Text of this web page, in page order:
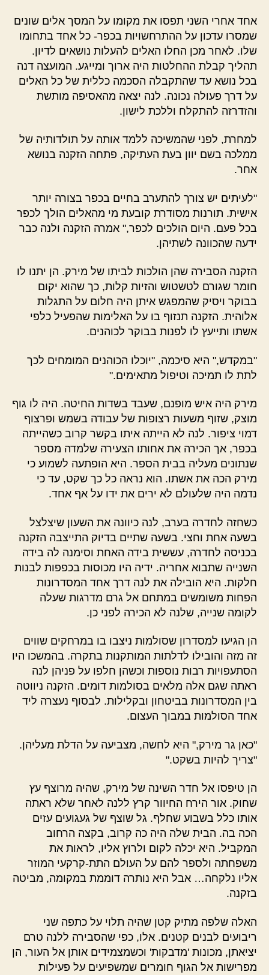
אחד אחרי השני תפסו את מקומו על המסך אלים שונים
שמסרו עדכון על ההתרחשויות בכפר- כל אחד בתחומו
שלו. לאחר מכן החלו האלים להעלות נושאים לדיון.
תהליך קבלת ההחלטות היה ארוך ומייגע. המועצה דנה
בכל נושא עד שהתקבלה הסכמה כללית של כל האלים
על דרך פעולה נכונה. לנה יצאה מהאסיפה מותשת
והזדרזה להתקלח וללכת לישון.
למחרת, לפני שהמשיכה ללמד אותה על תולדותיה של
ממלכה בשם יוון בעת העתיקה, פתחה הזקנה בנושא
אחר.
"לעיתים יש צורך להתערב בחיים בכפר בצורה יותר
אישית. תורנות מסודרת קובעת מי מהאלים הולך לכפר
בכל פעם. היום הולכים לכפר," אמרה הזקנה ולנה כבר
ידעה שהכוונה לשתיהן.
הזקנה הסבירה שהן הולכות לביתו של מירק. הן יתנו לו
חומר שגורם לטשטוש והזיות קלות, כך שהוא יקום
בבוקר ויסיק שהמפגש איתן היה חלום על התגלות
אלוהית. הזקנה תנזוף בו על האלימות שהפעיל כלפי
אשתו ותייעץ לו לפנות בבוקר לכוהנים.
"במקדש," היא סיכמה, "יוכלו הכוהנים המומחים לכך
לתת לו תמיכה וטיפול מתאימים."
מירק היה איש מופנם, שעבד בשדות החיטה. היה לו גוף
מוצק, שזוף משעות רצופות של עבודה בשמש ופרצוף
דמוי ציפור. לנה לא הייתה איתו בקשר קרוב כשהייתה
בכפר, אך הכירה את אחותו הצעירה שלמדה מספר
שנתונים מעליה בבית הספר. היא הופתעה לשמוע כי
מירק הכה את אשתו. הוא נראה כל כך שקט, עד כי
נדמה היה שלעולם לא ירים את ידו על אף אחד.
כשחזה לחדרה בערב, לנה כיוונה את השעון שיצלצל
בשעה אחת וחצי. בשעה שתיים בדיוק התייצבה הזקנה
בכניסה לחדרה, עששית בידה האחת וסימנה לה בידה
השנייה שתבוא אחריה. ידיה היו מכוסות בכפפות לבנות
חלקות. היא הובילה את לנה דרך אחד המסדרונות
הפחות משומשים במתחם אל גרם מדרגות שעלה
לקומה שנייה, שלנה לא הכירה לפני כן.
הן הגיעו למסדרון שסולמות ניצבו בו במרחקים שווים
זה מזה והובילו לדלתות המותקנות בתקרה. בהמשכו היו
הסתעפויות רבות נוספות וכשהן חלפו על פניהן לנה
ראתה שגם אלה מלאים בסולמות דומים. הזקנה ניווטה
בין המסדרונות בביטחון ובקלילות. לבסוף נעצרה ליד
אחד הסולמות במבוך העצום.
"כאן גר מירק," היא לחשה, מצביעה על הדלת מעליהן.
"צריך להיות בשקט."
הן טיפסו אל חדר השינה של מירק, שהיה מרוצף עץ
שחוק. אור הירח החיוור קרץ ללנה לאחר שלא ראתה
אותו כלל בשבוע שחלף. גל שוצף של געגועים עזים
הכה בה. הבית שלה היה כה קרוב, בקצה הרחוב
המקביל. היא יכלה לקום ולרוץ אליו, לראות את
משפחתה ולספר להם על העולם התת-קרקעי המוזר
אליו נלקחה… אבל היא נותרה דוממת במקומה, מביטה
בזקנה.
האלה שלפה מתיק קטן שהיה תלוי על כתפה שני
ריבועים לבנים קטנים. אלו, כפי שהסבירה ללנה טרם
יציאתן, מכונות 'מדבקות' וכשמצמידים אותן אל העור, הן
מפרישות אל הגוף חומרים שמשפיעים על פעילות